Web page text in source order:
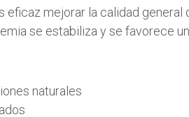
mejorar la calidad
se estabiliza y se favorece
naturales